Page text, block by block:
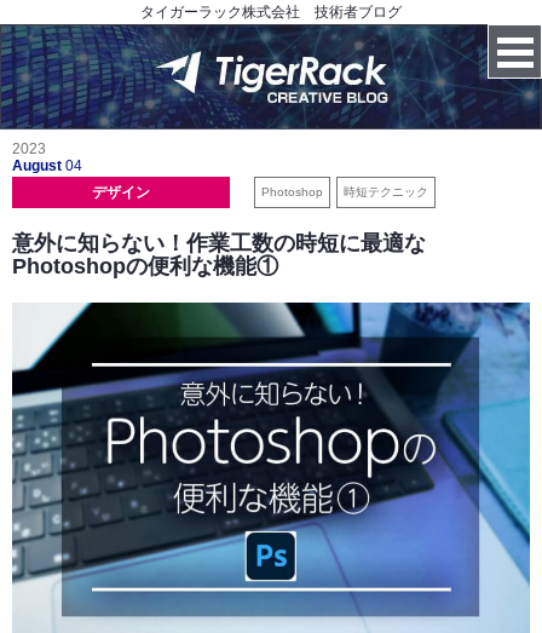
タイガーラック株式会社 技術者ブログ
2023
August 04
デザイン
Photoshop 時短テクニック
意外に知らない！作業工数の時短に最適な
Photoshopの便利な機能①